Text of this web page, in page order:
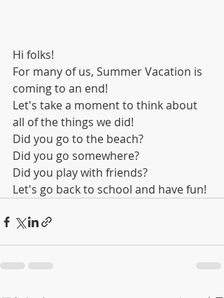
Hi folks!
For many of us, Summer Vacation is
coming to an end!
Let's take a moment to think about
all of the things we did!
Did you go to the beach?
Did you go somewhere?
Did you play with friends?
Let's go back to school and have fun!